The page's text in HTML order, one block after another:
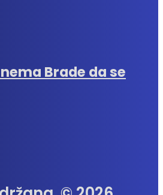
Brade da se